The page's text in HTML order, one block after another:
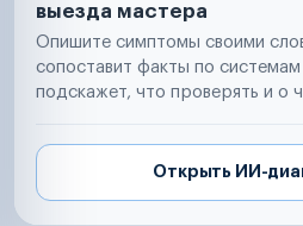
выезда мастера
Опишите симптомы своими
сопоставит факты по
подскажет, что проверять и о
Открыть ИИ-